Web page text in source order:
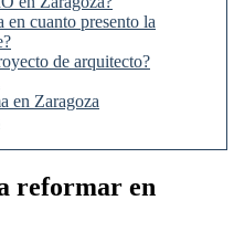
en cuanto presento la
de arquitecto?
en Zaragoza
reformar en